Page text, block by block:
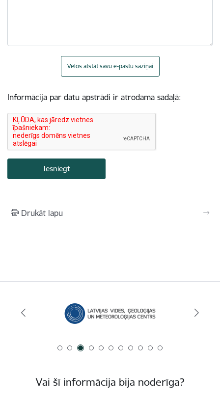
Vēlos atstāt savu e-pastu saziņai
Informācija par datu apstrādi ir atrodama sadaļā:
Drukāt lapu
Vai šī informācija bija noderīga?